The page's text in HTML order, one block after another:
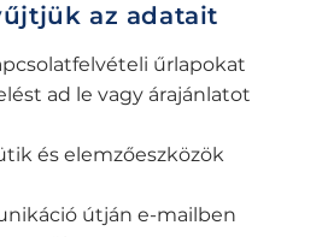
az adatait
űrlapokat
ad le vagy árajánlatot
és elemzőeszközök
útján e-mailben